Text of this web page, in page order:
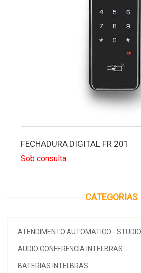
CATEGORIAS
ATENDIMENTO AUTOMATICO - STUDIO
AUDIO CONFERENCIA INTELBRAS
BATERIAS INTELBRAS
FECHADURA DIGITAL FR 201
Sob consulta